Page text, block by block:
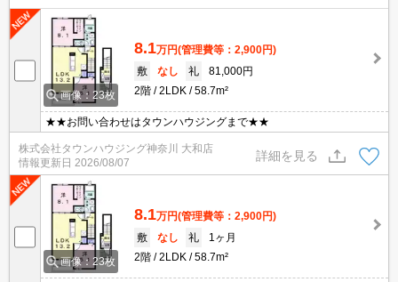
画像：23枚
8.1万円(管理費等：2,900円)
敷
なし 礼
81,000円
2階
2LDK 58.7m²
★★お問い合わせはタウンハウジングまで★★
株式会社タウンハウジング神奈川 大和店
情報更新日 2026/08/07
詳細を見る
画像：23枚
8.1万円(管理費等：2,900円)
敷
なし 礼
1ヶ月
2階
2LDK 58.7m²